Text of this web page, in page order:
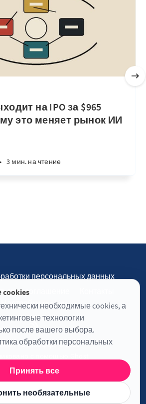
на IPO за $965
это меняет рынок ИИ
• 3 мин. на чтение
необходимые cookies, а
технологии
после вашего выбора.
обработки персональных
Принять все
необязательные
персональных данных
соглашение
Настройки cookies
«Отинофф» © 2026
о лицензии JavaScript